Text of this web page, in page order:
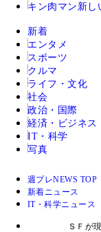
キン肉マン 新し
新着
エンタメ
スポーツ
クルマ
ライフ・文化
社会
政治・国際
経済・ビジネス
IT・科学
写真
週プレNEWS TOP
新着ニュース
IT・科学ニュース
ＳＦが